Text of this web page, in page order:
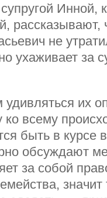
Инной,
рассказывают,
не
ухаживает за
их
ко всему
быть в курсе
обсуждают
за собой
значит